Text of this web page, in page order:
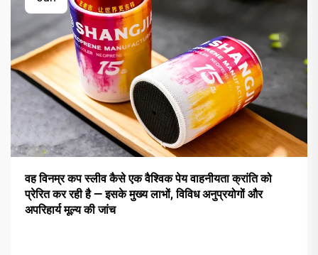
वह विनम्र कप स्लीव कैसे एक वैश्विक पेय वाहनीयता क्रांति को
प्रेरित कर रही है — इसके मुख्य लाभों, विविध अनुप्रयोगों और
अपरिहार्य मूल्य की जांच